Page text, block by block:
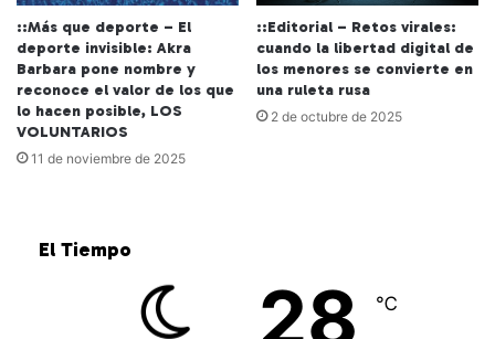
::Más que deporte – El
deporte invisible: Akra
Barbara pone nombre y
reconoce el valor de los que
lo hacen posible, LOS
VOLUNTARIOS
11 de noviembre de 2025
::Editorial – Retos virales:
cuando la libertad digital de
los menores se convierte en
una ruleta rusa
2 de octubre de 2025
El Tiempo
28 ℃